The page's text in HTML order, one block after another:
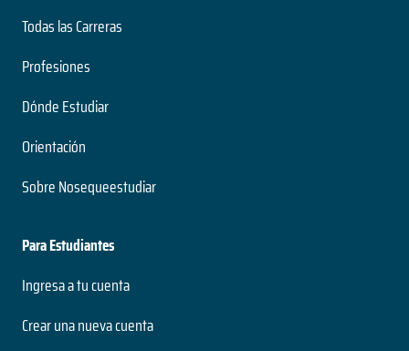
Todas las Carreras
Profesiones
Dónde Estudiar
Orientación
Sobre Nosequeestudiar
Para Estudiantes
Ingresa a tu cuenta
Crear una nueva cuenta